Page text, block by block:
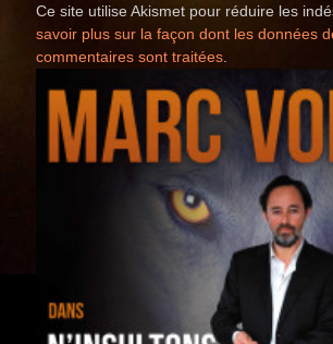
Ce site utilise Akismet pour réduire les
savoir plus sur la façon dont les données
commentaires sont traitées